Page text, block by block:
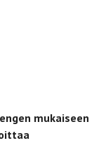
mukaiseen